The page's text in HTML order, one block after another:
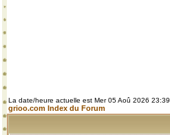
La date/heure actuelle est Mer 05 Aoû 2026 23:39
grioo.com Index du Forum